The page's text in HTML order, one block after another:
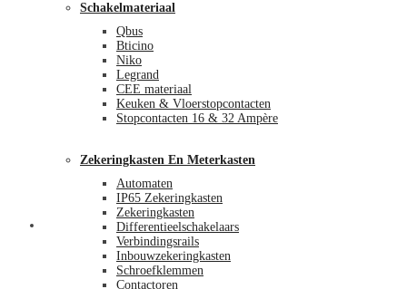
Schakelmateriaal
Qbus
Bticino
Niko
Legrand
CEE materiaal
Keuken & Vloerstopcontacten
Stopcontacten 16 & 32 Ampère
Zekeringkasten En Meterkasten
Automaten
IP65 Zekeringkasten
Zekeringkasten
Differentieelschakelaars
Verbindingsrails
Inbouwzekeringkasten
Schroefklemmen
Contactoren